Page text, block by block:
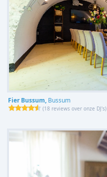
Fier Bussum, Bussum
(18 reviews over onze DJ's)